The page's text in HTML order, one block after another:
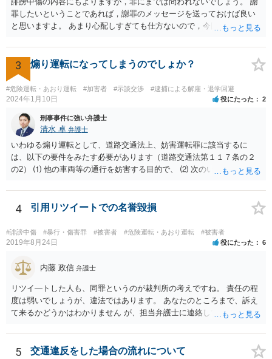
罪したいということであれば，謝罪のメッセージを送っておけば良い
と思いますよ。 あまり心配しすぎても仕方ないので，今回の教訓を今
3 煽り運転になってしまうのでしょか？
#危険運転・あおり運転 #加害者 #示談交渉 #逮捕による解雇・退学回避
2024年1月10日 役にたった 2
刑事事件に強い弁護士
清水 卓 弁護士
いわゆる煽り運転として、道路交通法上、妨害運転罪に該当するに
は、以下の要件をみたす必要があります（道路交通法第１１７条の２
の2） ⑴ 他の車両等の通行を妨害する目的で、 ⑵ 次のいずれかに掲
させるおそれのある方法によるものをした者 ①通行区分違反（対向車
線にはみ出す） ②急ブレーキの禁止違反 ③車間距離不保持等 ④進路
変更禁止違反 ⑤追越し方法違反（危険な追い越し） ⑥減光等義務違反
（執ようなパッシング） ⑦警音器使用制限違反 ⑧安全運転義務違反
（幅寄せや蛇行運転） ⑨高速道路での低速走行（最低速度違反） ⑩高
への該当を心配なされているのではないかと推察致します。 ご投稿
内容からは「前方の車との車間距離が近くなって暫く走行してしまい
ました。」の「暫く」がどの程度の走行時間•距離なのかが定かではあ
りませんが、「他の車両等の通行を妨害する目的」まで認定できるか
疑義があるところです。 また、走行中における一時点で撮影された
るところです。 仮に警察に相談された場合でも、必ずしも立件まで
4 引用リツイートでの名誉毀損
#誹謗中傷 #暴行・傷害罪 #被害者 #危険運転・あおり運転 #被害者
2019年8月24日 役にたった 6
内藤 政信 弁護士
リツイ―トした人も、同罪というのが裁判所の考えですね。 責任の程
度は弱いでしょうが、違法ではあります。 あなたのところまで、訴え
て来るかどうかはわかりません が、担当弁護士に連絡して、謝罪して
5 交通違反をした場合の流れについて